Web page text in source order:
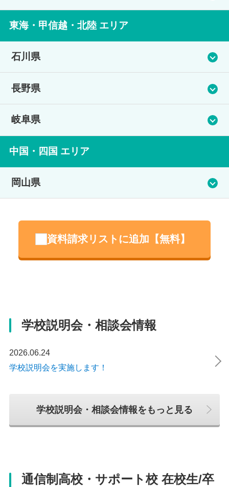
アクセス
阿武隈急行 保原駅 徒歩３分
アクセス
つくばエクスプレス つくば駅 徒歩約15分
住所
電話番号
アクセス
JR 土浦駅 徒歩15分
住所
群馬県渋川市石原204-16 ベラビル1階
アクセス
JR 渋川駅 徒歩5分
前橋学習センター（Prima国際高等学院 前橋
群馬県前橋市新前橋町18-29Kﾋﾞﾙ3階
電話番号
027-203-0398
品川学習センター
住所
アクセス
山手線 品川駅 徒歩12分
東海・甲信越・北陸 エリア
石川県
金沢学習センター
住所
アクセス
JR 金沢駅 徒歩約15分
美川学習センター
住所
電話番号
076-213-7050
長野県
松本学習センター（Prima国際高等学院松本
校）
住所
0263-31-0808
校）
長野県千曲市小島3131-5
電話番号
岐阜県
岐阜学習センター（岐阜咲山高等学院）
住所
電話番号
058-216-1281
中国・四国 エリア
岡山県
住所
アクセス
資料請求リストに追加【無料】
学校説明会・相談会情報
2026.06.24
学校説明会を実施します！
学校説明会・相談会情報をもっと見る
通信制高校・サポート校 在校生/卒